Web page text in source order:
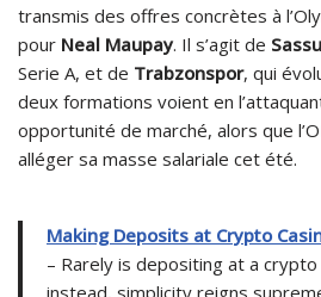
transmis des offres concrètes à
pour Neal Maupay. Il s’agit de
Serie A, et de Trabzonspor, qui
deux formations voient en
opportunité de marché, alors que
alléger sa masse salariale cet été.
Making Deposits at Crypto
– Rarely is depositing at a
instead, simplicity reigns